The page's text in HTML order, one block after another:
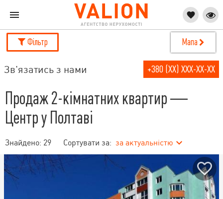
Фільтр Мапа
Зв'язатись з нами +380 (XX) XXX-XX-XX
Продаж 2-кімнатних квартир —
Центр у Полтаві
Знайдено: 29 Сортувати за: за актуальністю